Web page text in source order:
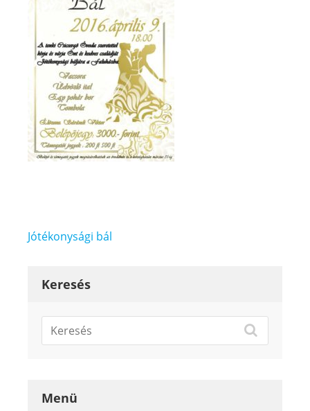
Bejegyzés
Jótékonysági bál
Keresés
Menü